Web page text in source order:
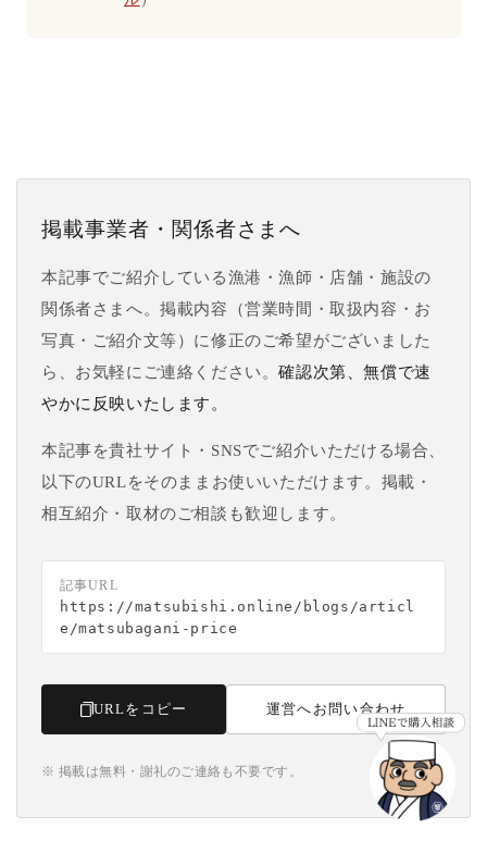
掲載事業者・関係者さまへ
本記事でご紹介している漁港・漁師・店舗・施設の
関係者さまへ。掲載内容（営業時間・取扱内容・お
写真・ご紹介文等）に修正のご希望がございました
ら、お気軽にご連絡ください。確認次第、無償で速
やかに反映いたします。
本記事を貴社サイト・SNSでご紹介いただける場合、
以下のURLをそのままお使いいただけます。掲載・
相互紹介・取材のご相談も歓迎します。
記事URL
https://matsubishi.online/blogs/articl
e/matsubagani-price
URLをコピー 運営へお問い合わせ
※ 掲載は無料・謝礼のご連絡も不要です。